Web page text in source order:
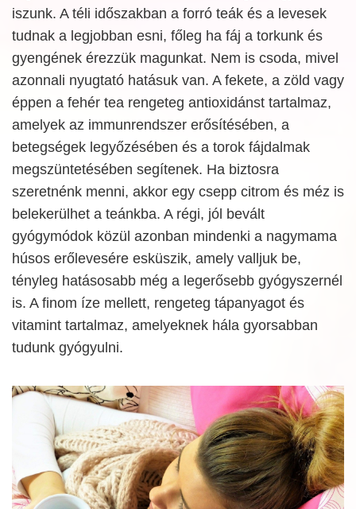
iszunk. A téli időszakban a forró teák és a levesek
tudnak a legjobban esni, főleg ha fáj a torkunk és
gyengének érezzük magunkat. Nem is csoda, mivel
azonnali nyugtató hatásuk van. A fekete, a zöld vagy
éppen a fehér tea rengeteg antioxidánst tartalmaz,
amelyek az immunrendszer erősítésében, a
betegségek legyőzésében és a torok fájdalmak
megszüntetésében segítenek. Ha biztosra
szeretnénk menni, akkor egy csepp citrom és méz is
belekerülhet a teánkba. A régi, jól bevált
gyógymódok közül azonban mindenki a nagymama
húsos erőlevesére esküszik, amely valljuk be,
tényleg hatásosabb még a legerősebb gyógyszernél
is. A finom íze mellett, rengeteg tápanyagot és
vitamint tartalmaz, amelyeknek hála gyorsabban
tudunk gyógyulni.